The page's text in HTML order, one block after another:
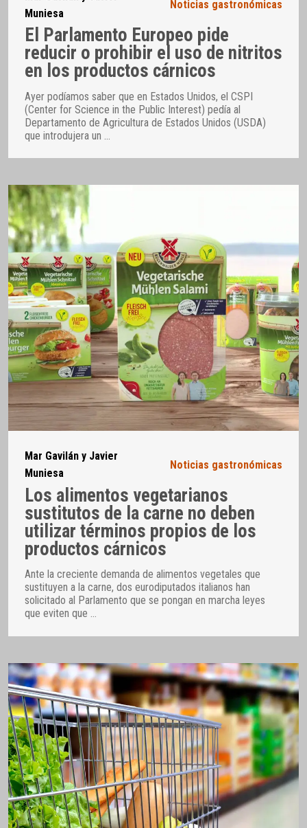
Muniesa
Noticias gastronómicas
El Parlamento Europeo pide
reducir o prohibir el uso de nitritos
en los productos cárnicos
Ayer podíamos saber que en Estados Unidos, el CSPI
(Center for Science in the Public Interest) pedía al
Departamento de Agricultura de Estados Unidos (USDA)
que introdujera un
Mar Gavilán y Javier
Muniesa
Noticias gastronómicas
Los alimentos vegetarianos
sustitutos de la carne no deben
utilizar términos propios de los
productos cárnicos
Ante la creciente demanda de alimentos vegetales que
sustituyen a la carne, dos eurodiputados italianos han
solicitado al Parlamento que se pongan en marcha leyes
que eviten que …